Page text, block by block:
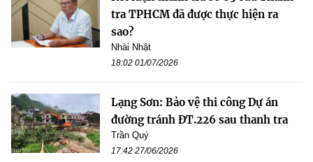
tra TPHCM đã được thực hiện ra
sao?
Nhài Nhật
18:02 01/07/2026
Lạng Sơn: Bảo vệ thi công Dự án
đường tránh ĐT.226 sau thanh tra
Trần Quý
17:42 27/06/2026